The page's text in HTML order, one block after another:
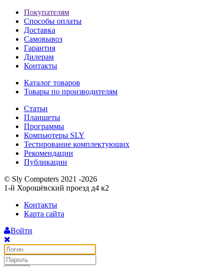
Покупателям
Способы оплаты
Доставка
Самовывоз
Гарантия
Дилерам
Контакты
Каталог товаров
Товары по производителям
Статьи
Планшеты
Программы
Компьютеры SLY
Тестирование комплектующих
Рекомендации
Публикации
© Sly Computers 2021 -2026
1-й Хорошёвский проезд д4 к2
Контакты
Карта сайта
Войти